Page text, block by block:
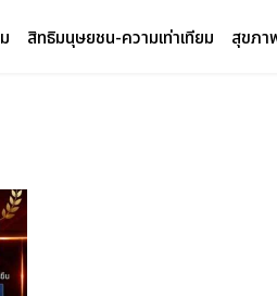
สิทธิมนุษยชน-ความเท่าเทียม สุขภา